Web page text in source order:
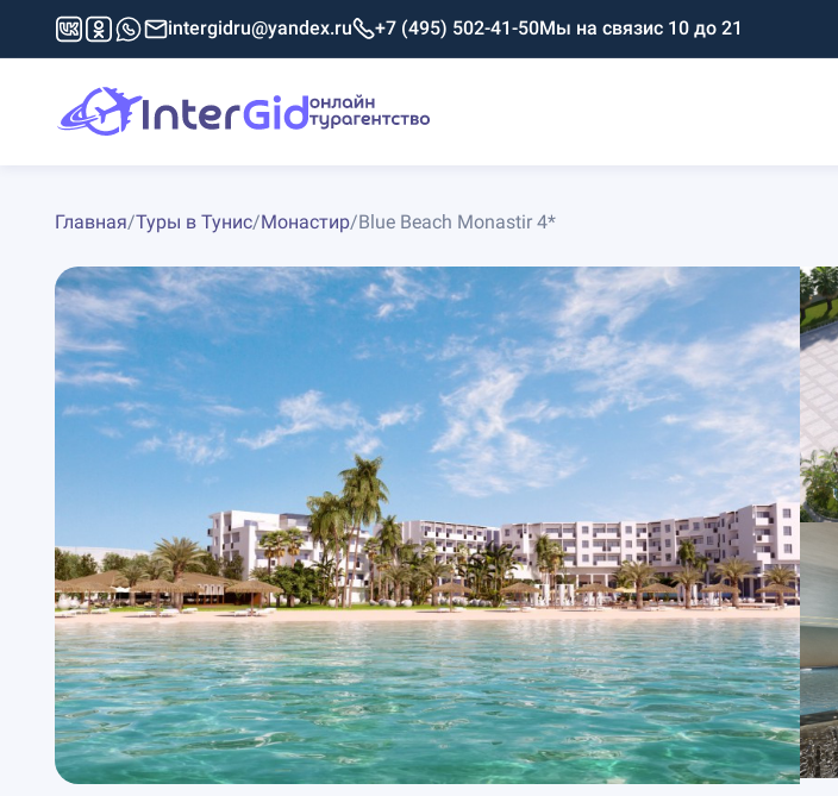
intergidru@yandex.ru +7 (495) 502-41-50Мы на связис 10 до 21
Главная/Туры в Тунис/Монастир/Blue Beach Monastir 4*